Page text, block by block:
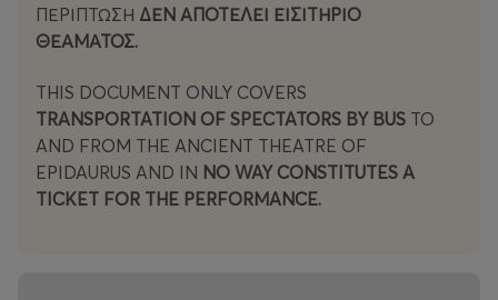
ΠΕΡΊΠΤΩΣΗ ΔΕΝ ΑΠΟΤΕΛΕΙ ΕΙΣΙΤΗΡΙΟ
ΘΕΑΜΑΤΟΣ.
THIS DOCUMENT ONLY COVERS
TRANSPORTATION OF SPECTATORS BY BUS TO
AND FROM THE ANCIENT THEATRE OF
EPIDAURUS AND IN NO WAY CONSTITUTES A
TICKET FOR THE PERFORMANCE.